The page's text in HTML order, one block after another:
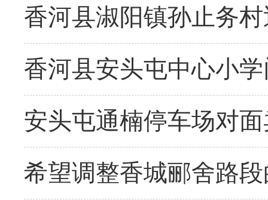
香河县淑阳镇孙止务
香河县安头屯中心小
安头屯通楠停车场对
希望调整香城郦舍路